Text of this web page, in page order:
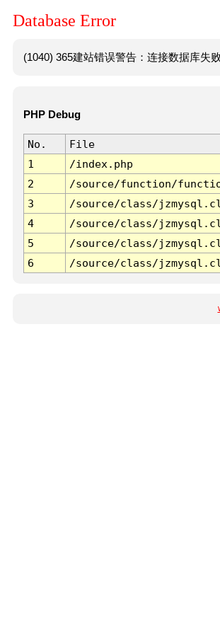
Database Error
(1040) 365建站错误警告：连接数据库失
PHP Debug
No. File
1
/index.php
2
/source/function/
3
/source/class/
4
/source/class/
5
/source/class/
6
/source/class/